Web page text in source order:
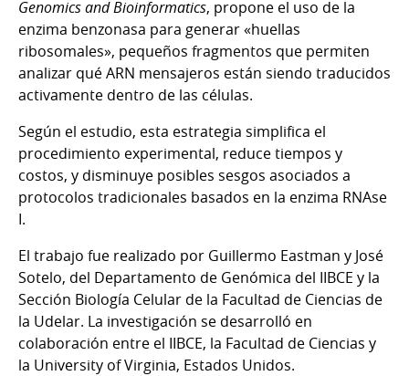
Genomics and Bioinformatics, propone el uso de la
enzima benzonasa para generar «huellas
ribosomales», pequeños fragmentos que permiten
analizar qué ARN mensajeros están siendo traducidos
activamente dentro de las células.
Según el estudio, esta estrategia simplifica el
procedimiento experimental, reduce tiempos y
costos, y disminuye posibles sesgos asociados a
protocolos tradicionales basados en la enzima RNAse
I.
El trabajo fue realizado por Guillermo Eastman y José
Sotelo, del Departamento de Genómica del IIBCE y la
Sección Biología Celular de la Facultad de Ciencias de
la Udelar. La investigación se desarrolló en
colaboración entre el IIBCE, la Facultad de Ciencias y
la University of Virginia, Estados Unidos.